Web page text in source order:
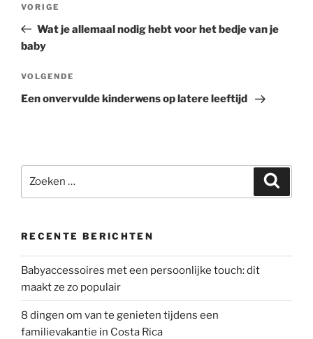
Vorig
bericht
VORIGE
Wat je allemaal nodig hebt voor het bedje van je
baby
Volgend
bericht
VOLGENDE
Een onvervulde kinderwens op latere leeftijd
naar:
RECENTE BERICHTEN
Babyaccessoires met een persoonlijke touch: dit
maakt ze zo populair
8 dingen om van te genieten tijdens een
familievakantie in Costa Rica